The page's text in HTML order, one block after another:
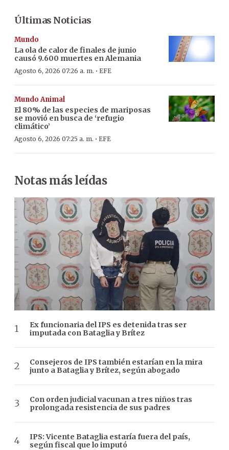
Últimas Noticias
Mundo
La ola de calor de finales de junio
causó 9.600 muertes en Alemania
Agosto 6, 2026 07:26 a. m. · EFE
Mundo Animal
El 80% de las especies de mariposas
se movió en busca de ‘refugio
climático’
Agosto 6, 2026 07:25 a. m. · EFE
Notas más leídas
Ex funcionaria del IPS es detenida tras ser
imputada con Bataglia y Brítez
Consejeros de IPS también estarían en la mira
junto a Bataglia y Brítez, según abogado
Con orden judicial vacunan a tres niños tras
prolongada resistencia de sus padres
IPS: Vicente Bataglia estaría fuera del país,
según fiscal que lo imputó